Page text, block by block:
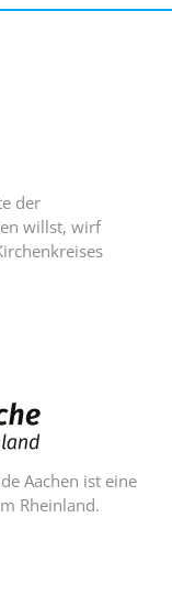
der
willst, wirf
Aachen ist eine
Rheinland.